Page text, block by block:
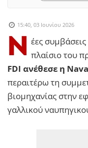
15:40, 03 Ιουνίου 2026
Ν
έες συμβάσεις
πλαίσιο του
FDI ανέθεσε η
περαιτέρω τη
βιομηχανίας στην
γαλλικού